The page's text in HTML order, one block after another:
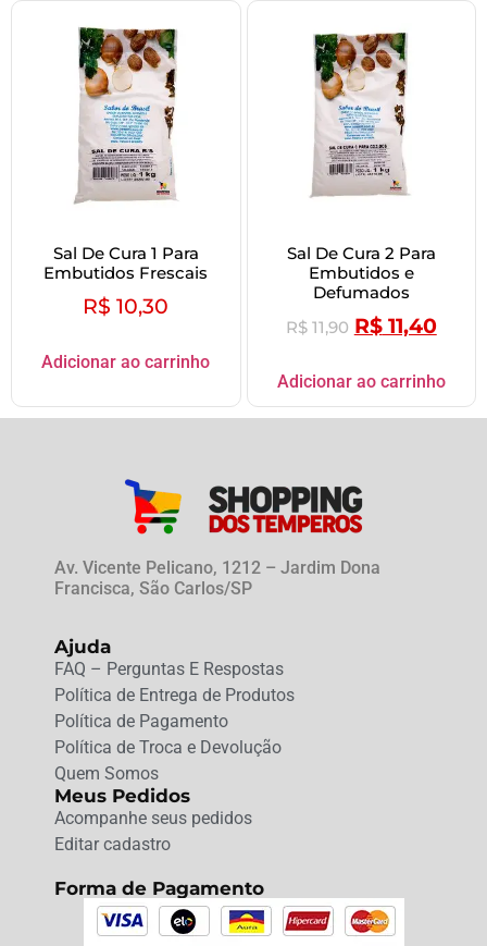
Sal De Cura 1 Para
Embutidos Frescais
R$ 10,30
Adicionar ao carrinho
Sal De Cura 2 Para
Embutidos e
Defumados
R$11,90 R$11,40
Adicionar ao carrinho
Av. Vicente Pelicano, 1212 – Jardim Dona
Francisca, São Carlos/SP
Ajuda
FAQ – Perguntas E Respostas
Política de Entrega de Produtos
Política de Pagamento
Política de Troca e Devolução
Quem Somos
Meus Pedidos
Acompanhe seus pedidos
Editar cadastro
Forma de Pagamento